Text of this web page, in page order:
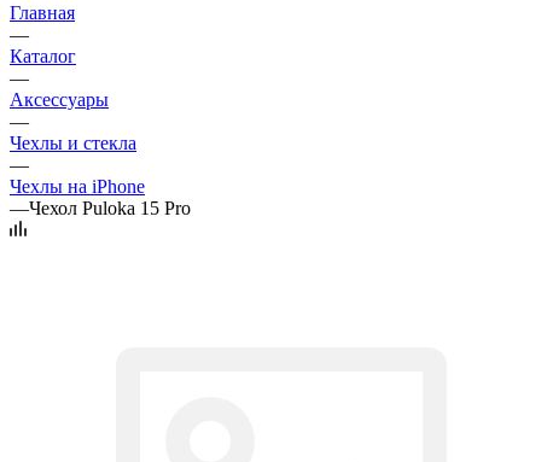
Главная
—
Каталог
—
Аксессуары
—
Чехлы и стекла
—
Чехлы на iPhone
—Чехол Puloka 15 Pro